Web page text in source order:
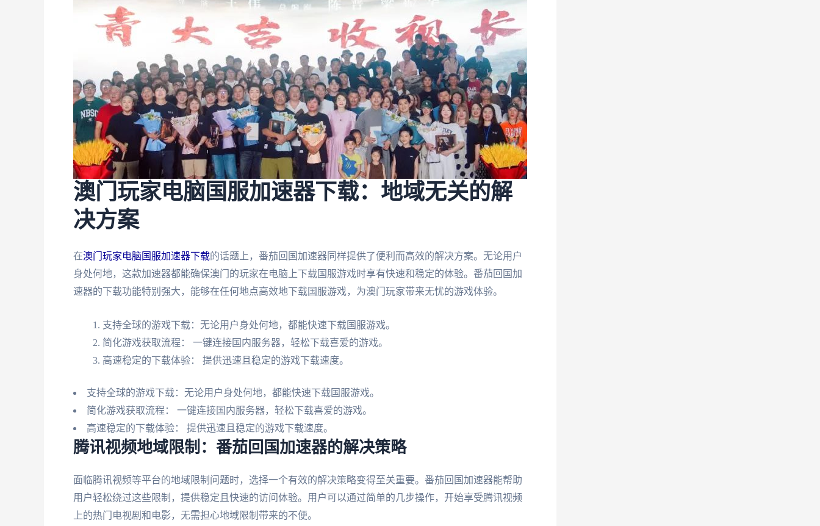
澳门玩家电脑国服加速器下载：地域无关的解
决方案
在澳门玩家电脑国服加速器下载的话题上，番茄回国加速器同样提供了便利而高效的解决方案。无论用户
身处何地，这款加速器都能确保澳门的玩家在电脑上下载国服游戏时享有快速和稳定的体验。番茄回国加
速器的下载功能特别强大，能够在任何地点高效地下载国服游戏，为澳门玩家带来无忧的游戏体验。
支持全球的游戏下载：无论用户身处何地，都能快速下载国服游戏。
简化游戏获取流程： 一键连接国内服务器，轻松下载喜爱的游戏。
高速稳定的下载体验： 提供迅速且稳定的游戏下载速度。
支持全球的游戏下载：无论用户身处何地，都能快速下载国服游戏。
简化游戏获取流程： 一键连接国内服务器，轻松下载喜爱的游戏。
高速稳定的下载体验： 提供迅速且稳定的游戏下载速度。
腾讯视频地域限制：番茄回国加速器的解决策略
面临腾讯视频等平台的地域限制问题时，选择一个有效的解决策略变得至关重要。番茄回国加速器能帮助
用户轻松绕过这些限制，提供稳定且快速的访问体验。用户可以通过简单的几步操作，开始享受腾讯视频
上的热门电视剧和电影，无需担心地域限制带来的不便。